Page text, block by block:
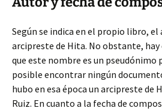
Según se indica en el propio libro, el
arcipreste de Hita. No obstante,
que este nombre es un pseudónimo
posible encontrar ningún
hubo en esa época un arcipreste de
Ruiz. En cuanto a la fecha de